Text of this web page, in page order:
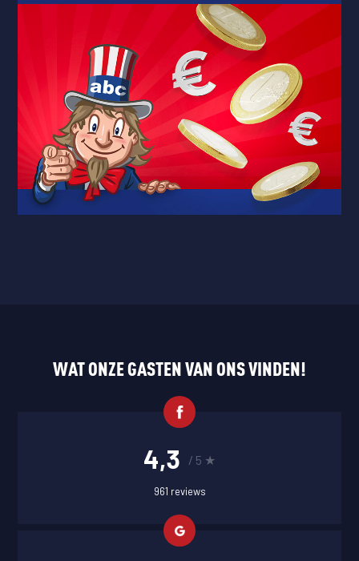
WAT ONZE GASTEN VAN ONS VINDEN!
4,3 / 5 ★
961 reviews